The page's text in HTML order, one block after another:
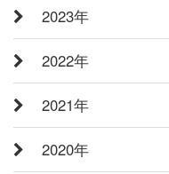
2023年
2022年
2021年
2020年